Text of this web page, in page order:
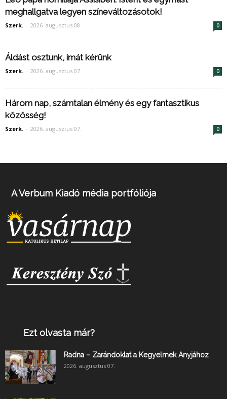
meghallgatva legyen színeváltozásotok!
Szerk. - 2026. augusztus 08. 0
Áldást osztunk, imát kérünk
Szerk. - 2026. augusztus 07. 0
Három nap, számtalan élmény és egy fantasztikus
közösség!
Szerk. - 2026. augusztus 07. 0
A Verbum Kiadó média portfóliója
Ezt olvasta már?
Radna – Zarándoklat a Kegyelmek Anyjához
2026. augusztus 07.